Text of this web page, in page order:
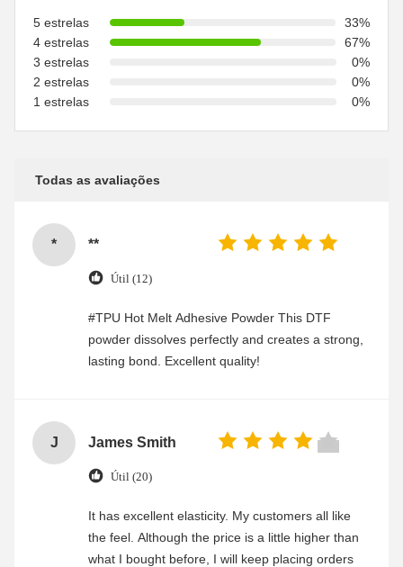
5 estrelas
33%
4 estrelas
67%
3 estrelas
0%
2 estrelas
0%
1 estrelas
0%
Todas as avaliações
* **
Útil (12)
#TPU Hot Melt Adhesive Powder This DTF
powder dissolves perfectly and creates a strong,
lasting bond. Excellent quality!
J James Smith
Útil (20)
It has excellent elasticity. My customers all like
the feel. Although the price is a little higher than
what I bought before, I will keep placing orders